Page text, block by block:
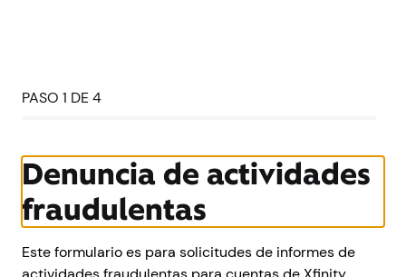
PASO 1 DE 4
Denuncia de actividades
fraudulentas
Este formulario es para solicitudes de informes de